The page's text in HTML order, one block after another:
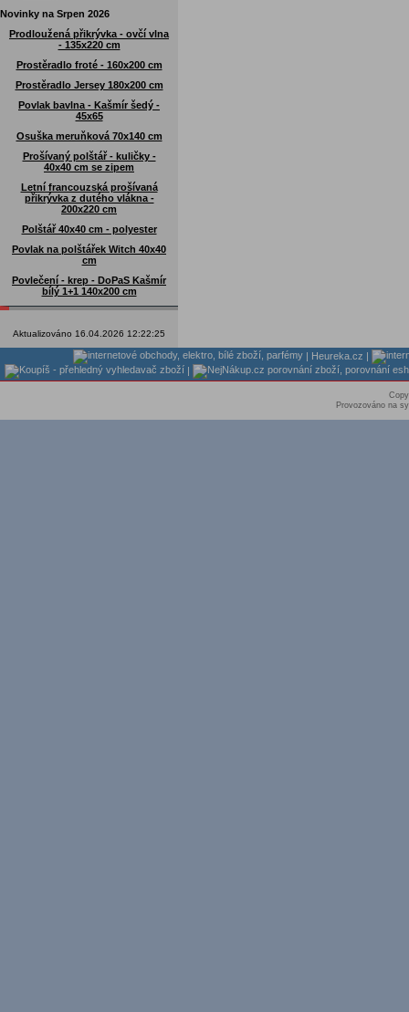
Novinky na Srpen 2026
Prodloužená přikrývka - ovčí vlna
- 135x220 cm
Prostěradlo froté - 160x200 cm
Prostěradlo Jersey 180x200 cm
Povlak bavlna - Kašmír šedý -
45x65
Osuška meruňková 70x140 cm
Prošívaný polštář - kuličky -
40x40 cm se zipem
Letní francouzská prošívaná
přikrývka z dutého vlákna -
200x220 cm
Polštář 40x40 cm - polyester
Povlak na polštářek Witch 40x40
cm
Povlečení - krep - DoPaS Kašmír
bílý 1+1 140x200 cm
Aktualizováno 16.04.2026 12:22:25
| Heureka.cz |
|
Provozováno na